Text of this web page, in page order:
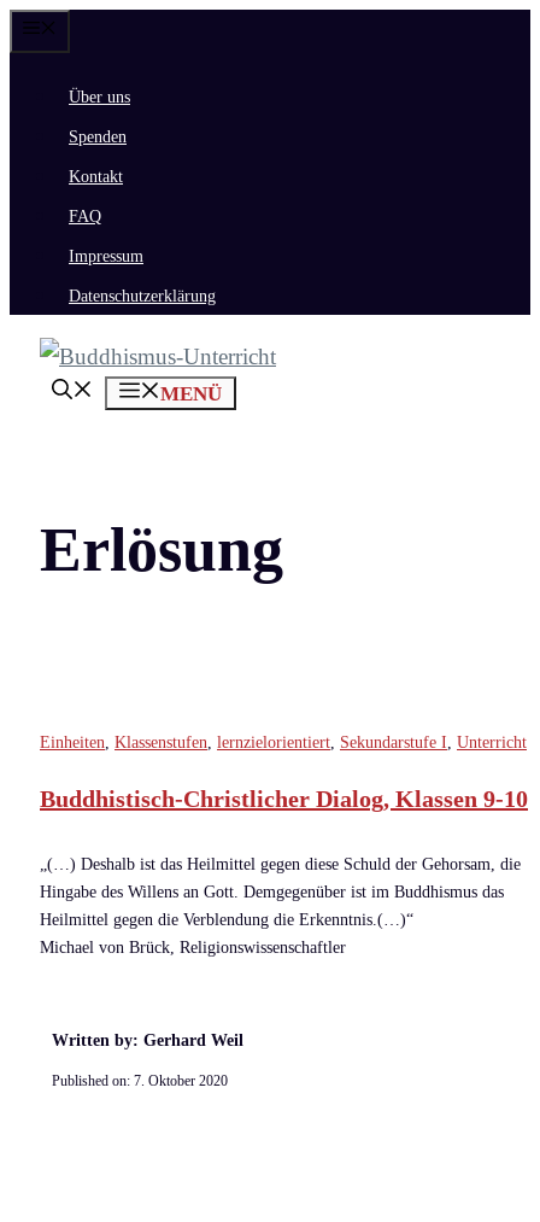
Zum
springenÜber uns
Spenden
Kontakt
FAQ
Impressum
Datenschutzerklärung
MENÜ
Erlösung
Einheiten Klassenstufen lernzielorientiert Sekundarstufe I Unterricht
Buddhistisch-Christlicher Dialog, Klassen 9-10
„(…) Deshalb ist das Heilmittel gegen diese Schuld der Gehorsam, die
Hingabe des Willens an Gott. Demgegenüber ist im Buddhismus das
Heilmittel gegen die Verblendung die Erkenntnis.(…)“
Michael von Brück, Religionswissenschaftler
Written by: Gerhard Weil
Published on: 7. Oktober 2020